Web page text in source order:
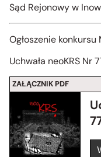
Sąd Rejonowy w
Ogłoszenie konkursu
Uchwała neoKRS
ZAŁĄCZNIK PDF